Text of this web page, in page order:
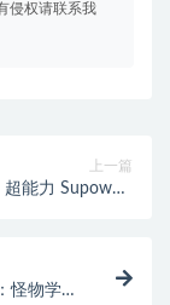
侵权请联系我
上一篇
能力 Supower-
怪物学